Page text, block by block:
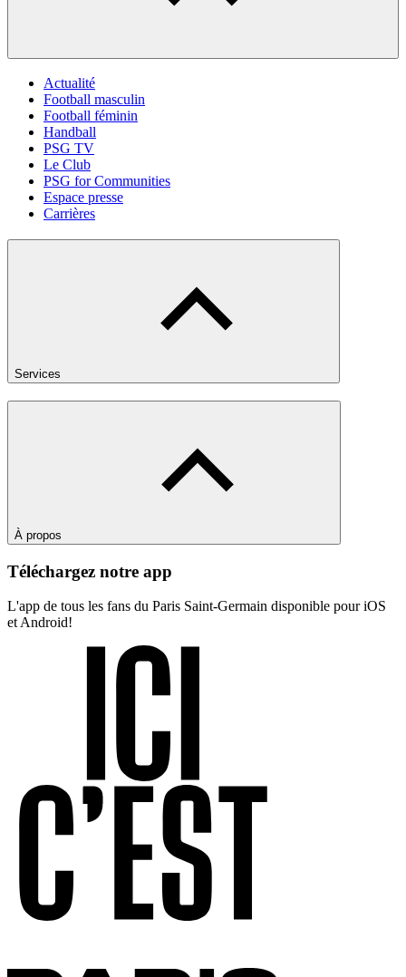
Actualité
Football masculin
Football féminin
Handball
PSG TV
Le Club
PSG for Communities
Espace presse
Carrières
Services
À propos
Téléchargez notre app
L'app de tous les fans du Paris Saint-Germain disponible pour iOS
et Android!